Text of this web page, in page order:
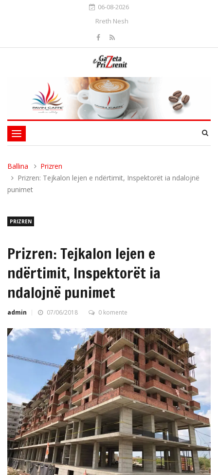
06-08-2026
Rreth Nesh
Toggle
navigation
Ballina
Prizren
Prizren: Tejkalon lejen e ndërtimit, Inspektorët ia ndalojnë
punimet
PRIZREN
Prizren: Tejkalon lejen e
ndërtimit, Inspektorët ia
ndalojnë punimet
admin 07/06/2018 0 komente